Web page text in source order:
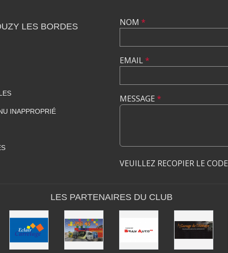
LES BORDES
INAPPROPRIÉ
NOM *
EMAIL*
MESSAGE *
VEUILLEZ RECOPIER LE CODE
LES PARTENAIRES DU CLUB